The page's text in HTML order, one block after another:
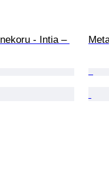
- Intia –